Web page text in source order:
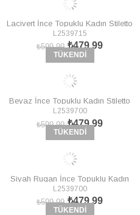
TÜKENDI
Lacivert İnce Topuklu Kadın Stiletto
L253971509
L2539715
₺479,99
₺599,99
TÜKENDI
Beyaz İnce Topuklu Kadın Stiletto
L253970009
L2539700
₺479,99
₺599,99
TÜKENDI
Siyah Rugan İnce Topuklu Kadın
Stiletto L253970008
L2539700
₺479,99
₺599,99